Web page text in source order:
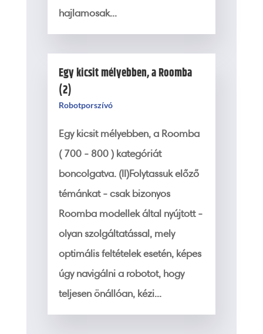
hajlamosak...
Egy kicsit mélyebben, a Roomba
(2)
Robotporszívó
Egy kicsit mélyebben, a Roomba
( 700 - 800 ) kategóriát
boncolgatva. (II)Folytassuk előző
témánkat - csak bizonyos
Roomba modellek által nyújtott -
olyan szolgáltatással, mely
optimális feltételek esetén, képes
úgy navigálni a robotot, hogy
teljesen önállóan, kézi...